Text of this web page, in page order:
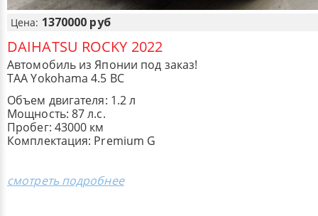
Цена: 1370000 руб
DAIHATSU ROCKY 2022
Автомобиль из Японии под заказ!
TAA Yokohama 4.5 BC
Объем двигателя: 1.2 л
Мощность: 87 л.с.
Пробег: 43000 км
Комплектация: Premium G
смотреть подробнее